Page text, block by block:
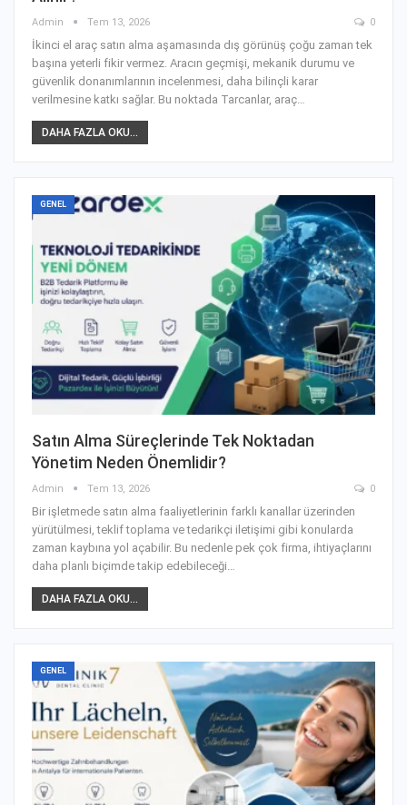
Admin Tem 13, 2026 0
İkinci el araç satın alma aşamasında dış görünüş çoğu zaman tek
başına yeterli fikir vermez. Aracın geçmişi, mekanik durumu ve
güvenlik donanımlarının incelenmesi, daha bilinçli karar
verilmesine katkı sağlar. Bu noktada Tarcanlar, araç…
DAHA FAZLA OKU...
GENEL
Satın Alma Süreçlerinde Tek Noktadan
Yönetim Neden Önemlidir?
Admin Tem 13, 2026 0
Bir işletmede satın alma faaliyetlerinin farklı kanallar üzerinden
yürütülmesi, teklif toplama ve tedarikçi iletişimi gibi konularda
zaman kaybına yol açabilir. Bu nedenle pek çok firma, ihtiyaçlarını
daha planlı biçimde takip edebileceği…
DAHA FAZLA OKU...
GENEL